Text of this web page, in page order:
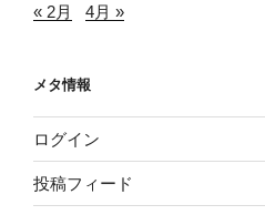
« 2月 4月 »
メタ情報
ログイン
投稿フィード